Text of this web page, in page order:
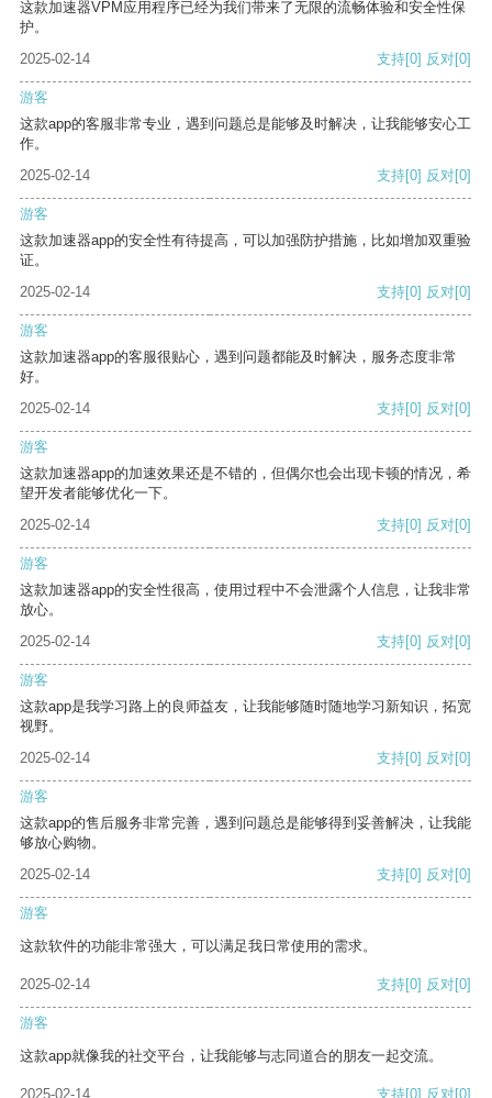
这款加速器VPM应用程序已经为我们带来了无限的流畅体验和安全性保
护。
2025-02-14
支持[0] 反对[0]
游客
这款app的客服非常专业，遇到问题总是能够及时解决，让我能够安心工
作。
2025-02-14
支持[0] 反对[0]
游客
这款加速器app的安全性有待提高，可以加强防护措施，比如增加双重验
证。
2025-02-14
支持[0] 反对[0]
游客
这款加速器app的客服很贴心，遇到问题都能及时解决，服务态度非常
好。
2025-02-14
支持[0] 反对[0]
游客
这款加速器app的加速效果还是不错的，但偶尔也会出现卡顿的情况，希
望开发者能够优化一下。
2025-02-14
支持[0] 反对[0]
游客
这款加速器app的安全性很高，使用过程中不会泄露个人信息，让我非常
放心。
2025-02-14
支持[0] 反对[0]
游客
这款app是我学习路上的良师益友，让我能够随时随地学习新知识，拓宽
视野。
2025-02-14
支持[0] 反对[0]
游客
这款app的售后服务非常完善，遇到问题总是能够得到妥善解决，让我能
够放心购物。
2025-02-14
支持[0] 反对[0]
游客
这款软件的功能非常强大，可以满足我日常使用的需求。
2025-02-14 支持[0] 反对[0]
游客
这款app就像我的社交平台，让我能够与志同道合的朋友一起交流。
2025-02-14 支持[0] 反对[0]